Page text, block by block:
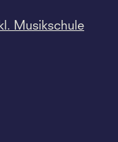
Musikschule